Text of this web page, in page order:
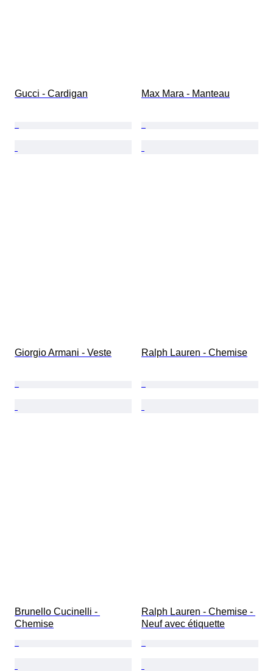
Gucci - Cardigan Max Mara - Manteau
Giorgio Armani - Veste Ralph Lauren - Chemise
Brunello Cucinelli -
Chemise
Ralph Lauren - Chemise -
Neuf avec étiquette